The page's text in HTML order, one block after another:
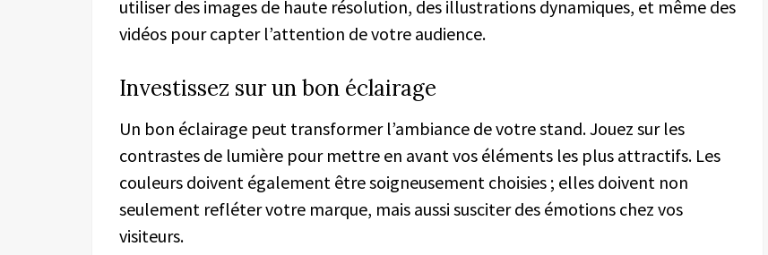
utiliser des images de haute résolution, des illustrations dynamiques, et même des
vidéos pour capter l’attention de votre audience.
Investissez sur un bon éclairage
Un bon éclairage peut transformer l’ambiance de votre stand. Jouez sur les
contrastes de lumière pour mettre en avant vos éléments les plus attractifs. Les
couleurs doivent également être soigneusement choisies ; elles doivent non
seulement refléter votre marque, mais aussi susciter des émotions chez vos
visiteurs.